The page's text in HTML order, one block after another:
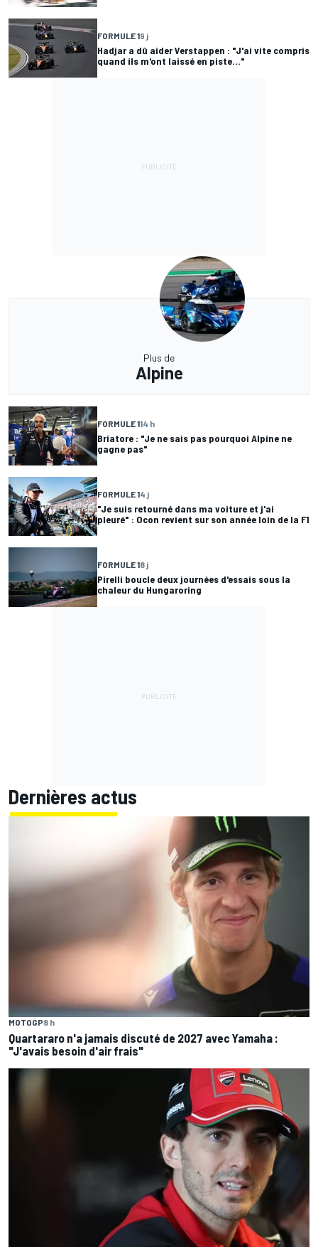
FORMULE 19 j
Hadjar a dû aider Verstappen : "J'ai vite compris
quand ils m'ont laissé en piste..."
Plus de
Alpine
FORMULE 114 h
Briatore : "Je ne sais pas pourquoi Alpine ne
gagne pas"
FORMULE 14 j
"Je suis retourné dans ma voiture et j'ai
pleuré" : Ocon revient sur son année loin de la F1
FORMULE 18 j
Pirelli boucle deux journées d'essais sous la
chaleur du Hungaroring
Dernières actus
MOTOGP8 h
Quartararo n'a jamais discuté de 2027 avec Yamaha :
"J'avais besoin d'air frais"